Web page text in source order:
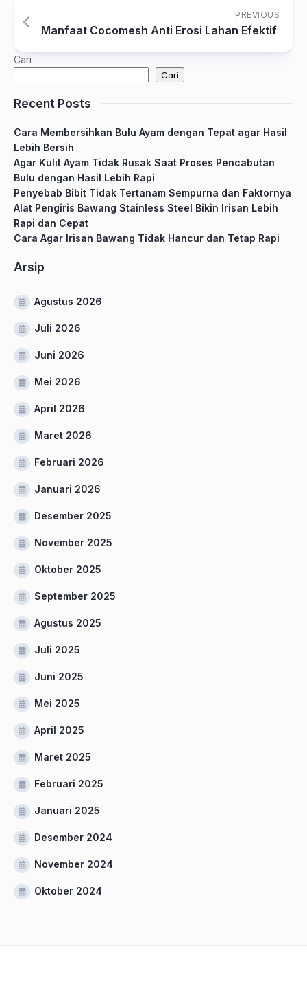
PREVIOUS
Manfaat Cocomesh Anti Erosi Lahan Efektif
Cari
Cari
Recent Posts
Cara Membersihkan Bulu Ayam dengan Tepat agar Hasil
Lebih Bersih
Agar Kulit Ayam Tidak Rusak Saat Proses Pencabutan
Bulu dengan Hasil Lebih Rapi
Penyebab Bibit Tidak Tertanam Sempurna dan Faktornya
Alat Pengiris Bawang Stainless Steel Bikin Irisan Lebih
Rapi dan Cepat
Cara Agar Irisan Bawang Tidak Hancur dan Tetap Rapi
Arsip
Agustus 2026
Juli 2026
Juni 2026
Mei 2026
April 2026
Maret 2026
Februari 2026
Januari 2026
Desember 2025
November 2025
Oktober 2025
September 2025
Agustus 2025
Juli 2025
Juni 2025
Mei 2025
April 2025
Maret 2025
Februari 2025
Januari 2025
Desember 2024
November 2024
Oktober 2024